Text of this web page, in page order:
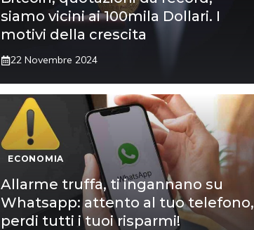
siamo vicini ai 100mila Dollari. I
motivi della crescita
22 Novembre 2024
ECONOMIA
Allarme truffa, ti ingannano su
Whatsapp: attento al tuo telefono,
perdi tutti i tuoi risparmi!